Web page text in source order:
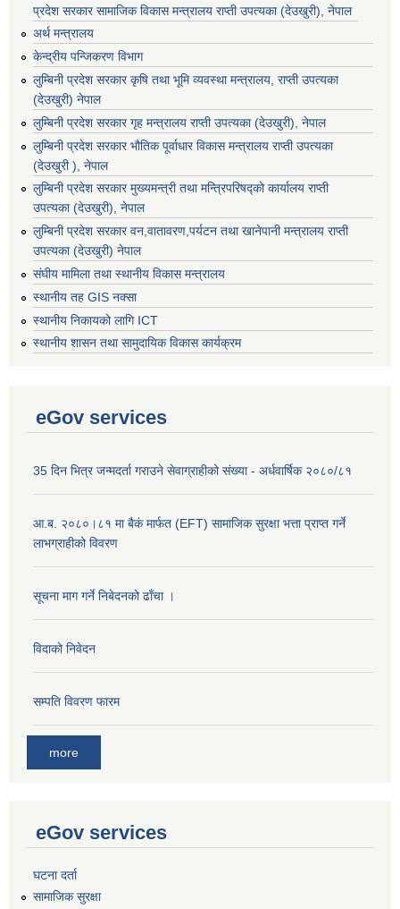
प्रदेश सरकार सामाजिक विकास मन्‍‍त्रालय राप्ती उपत्यका (देउखुरी), नेपाल
अर्थ मन्त्रालय
केन्द्रीय पन्जिकरण विभाग
लुम्बिनी प्रदेश सरकार कृषि तथा भूमि व्यवस्था मन्त्रालय, राप्ती उपत्यका
(देउखुरी) नेपाल
लुम्बिनी प्रदेश सरकार गृह मन्त्रालय राप्ती उपत्यका (देउखुरी), नेपाल
लुम्बिनी प्रदेश सरकार भौतिक पूर्वाधार विकास मन्त्रालय राप्ती उपत्यका
(देउखुरी ), नेपाल
लुम्बिनी प्रदेश सरकार मुख्यमन्त्री तथा मन्त्रिपरिषद्को कार्यालय राप्ती
उपत्यका (देउखुरी), नेपाल
लुम्बिनी प्रदेश सरकार वन,वातावरण,पर्यटन तथा खानेपानी मन्त्रालय राप्ती
उपत्यका (देउखुरी) नेपाल
संघीय मामिला तथा स्थानीय विकास मन्त्रालय
स्थानीय तह GIS नक्सा
स्थानीय निकायको लागि ICT
स्थानीय शासन तथा सामुदायिक विकास कार्यक्रम
eGov services
35 दिन भित्र जन्मदर्ता गराउने सेवाग्राहीको संख्या - अर्धवार्षिक २०८०/८१
आ.ब. २०८०।८१ मा बैकं मार्फत (EFT) सामाजिक सुरक्षा भत्ता प्राप्त गर्ने
लाभग्राहीको विवरण
सूचना माग गर्ने निबेदनको ढाँचा ।
विदाको निवेदन
सम्पति विवरण फारम
more
eGov services
घटना दर्ता
सामाजिक सुरक्षा